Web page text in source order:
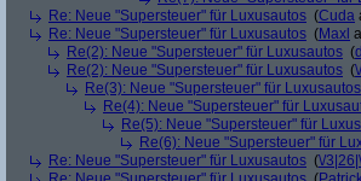
Re: Neue "Supersteuer" für Luxusautos (Cuda
Re: Neue "Supersteuer" für Luxusautos (Maxl
Re(2): Neue "Supersteuer" für Luxusautos (
Re(2): Neue "Supersteuer" für Luxusautos (
Re(3): Neue "Supersteuer" für Luxusautos
Re(4): Neue "Supersteuer" für
Re(5): Neue "Supersteuer" für
Re(6): Neue "Supersteuer" für
Re: Neue "Supersteuer" für Luxusautos (\/